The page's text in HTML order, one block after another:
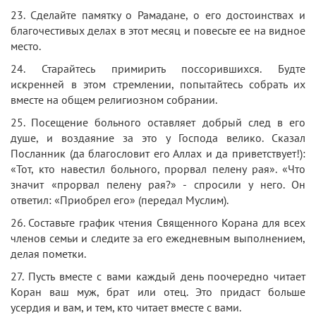
23. Сделайте памятку о Рамадане, о его достоинствах и
благочестивых делах в этот месяц и повесьте ее на видное
место.
24. Старайтесь примирить поссорившихся. Будте
искренней в этом стремлении, попытайтесь собрать их
вместе на общем религиозном собрании.
25. Посещение больного оставляет добрый след в его
душе, и воздаяние за это у Господа велико. Сказал
Посланник (да благословит его Аллах и да приветствует!):
«Тот, кто навестил больного, прорвал пелену рая». «Что
значит «прорвал пелену рая?» - спросили у него. Он
ответил: «Приобрел его» (передал Муслим).
26. Составьте график чтения Священного Корана для всех
членов семьи и следите за его ежедневным выполнением,
делая пометки.
27. Пусть вместе с вами каждый день поочередно читает
Коран ваш муж, брат или отец. Это придаст больше
усердия и вам, и тем, кто читает вместе с вами.